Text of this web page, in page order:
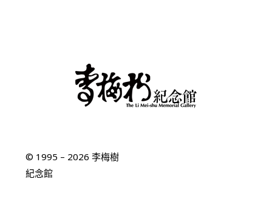
© 1995 – 2026 李梅樹
紀念館